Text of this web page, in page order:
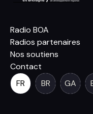
Radio BOA
Radios partenaires
Nos soutiens
Contact
FR
BR GA